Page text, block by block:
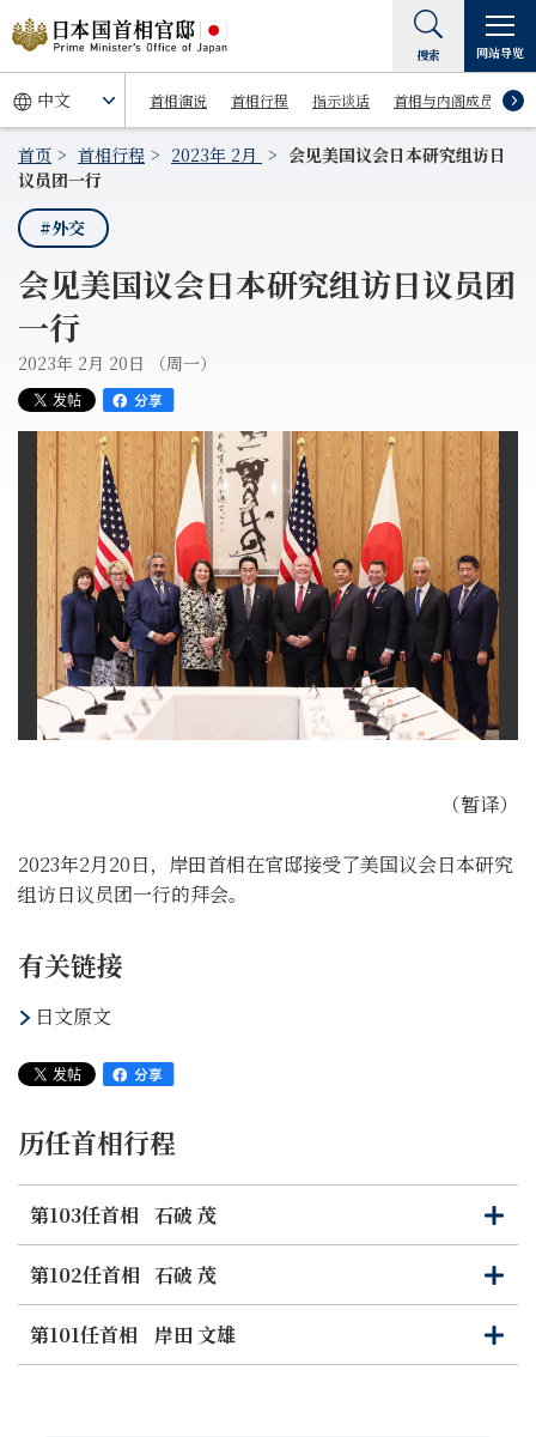
首相演说 首相行程 指示谈话 首相与内阁成员
搜索 网站导览
首页 首相行程 2023年 2月
会见美国议会日本研究组访日
议员团一行
#外交
会见美国议会日本研究组访日议员团
一行
2023年 2月 20日 （周一）
（暂译）
2023年2月20日，岸田首相在官邸接受了美国议会日本研究
组访日议员团一行的拜会。
有关链接
日文原文
历任首相行程
第103任首相 石破 茂
打
开
关
闭
第102任首相 石破 茂
打
开
关
闭
第101任首相
岸田 文雄
打
开
关
闭